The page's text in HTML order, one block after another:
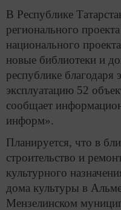
В Республике
регионального
национального
новые библиотеки и
республике благодаря
эксплуатацию 52
сообщает
информ».
Планируется, что в
строительство и
культурного
дома культуры в
Мензелинском